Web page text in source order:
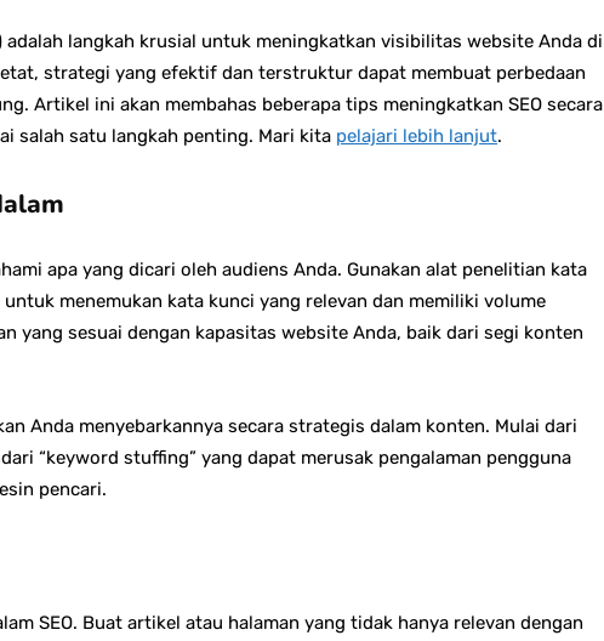
adalah langkah krusial untuk meningkatkan visibilitas website Anda di
strategi yang efektif dan terstruktur dapat membuat perbedaan
Artikel ini akan membahas beberapa tips meningkatkan SEO secara
salah satu langkah penting. Mari kita pelajari lebih lanjut.
apa yang dicari oleh audiens Anda. Gunakan alat penelitian kata
menemukan kata kunci yang relevan dan memiliki volume
yang sesuai dengan kapasitas website Anda, baik dari segi konten
Anda menyebarkannya secara strategis dalam konten. Mulai dari
“keyword stuffing” yang dapat merusak pengalaman pengguna
pencari.
SEO. Buat artikel atau halaman yang tidak hanya relevan dengan